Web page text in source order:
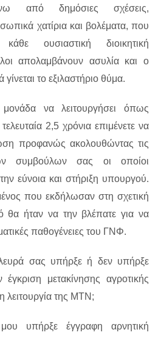
από δημόσιες σχέσεις,
χατίρια και βολέματα, που
ουσιαστική διοικητική
απολαμβάνουν ασυλία και ο
το εξιλαστήριο θύμα.
να λειτουργήσει όπως
2,5 χρόνια επιμένετε να
προφανώς ακολουθώντας τις
συμβούλων σας οι οποίοι
εύνοια και στήριξη υπουργού.
που εκδήλωσαν στη σχετική
θα ήταν να την βλέπατε για να
παθογένειες του ΓΝΦ.
σας υπήρξε ή δεν υπήρξε
μετακίνησης αγροτικής
λειτουργία της ΜΤΝ;
υπήρξε έγγραφη αρνητική